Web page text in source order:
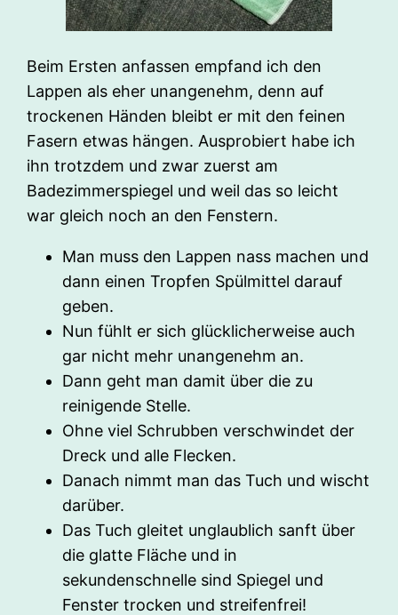
Beim Ersten anfassen empfand ich den
Lappen als eher unangenehm, denn auf
trockenen Händen bleibt er mit den feinen
Fasern etwas hängen. Ausprobiert habe ich
ihn trotzdem und zwar zuerst am
Badezimmerspiegel und weil das so leicht
war gleich noch an den Fenstern.
Man muss den Lappen nass machen und
dann einen Tropfen Spülmittel darauf
geben.
Nun fühlt er sich glücklicherweise auch
gar nicht mehr unangenehm an.
Dann geht man damit über die zu
reinigende Stelle.
Ohne viel Schrubben verschwindet der
Dreck und alle Flecken.
Danach nimmt man das Tuch und wischt
darüber.
Das Tuch gleitet unglaublich sanft über
die glatte Fläche und in
sekundenschnelle sind Spiegel und
Fenster trocken und streifenfrei!